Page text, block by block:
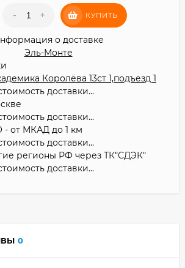
- + КУПИТЬ
о доставке
Эль-Монте
Королёва 13ст 1,подъезд 1
доставки...
доставки...
- от МКАД до 1 км
доставки...
регионы РФ через ТК"СДЭК"
доставки...
0